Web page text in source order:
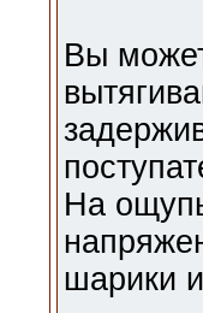
Вы
На
шарики